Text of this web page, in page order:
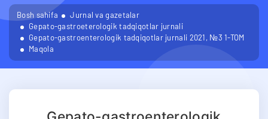
Bosh sahifa
Jurnal va gazetalar
Gepato-gastroeterologik tadqiqotlar jurnali
Gepato-gastroenterologik tadqiqotlar jurnali 2021, №3 1-TOM
Maqola